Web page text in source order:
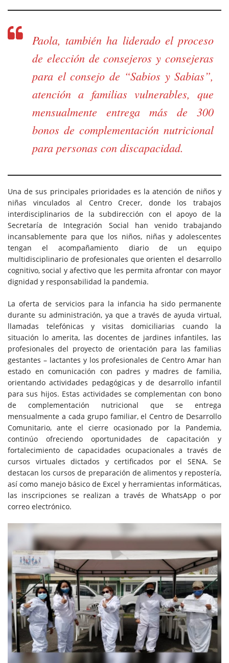
Paola, también ha liderado el proceso
de elección de consejeros y consejeras
para el consejo de “Sabios y Sabias”,
atención a familias vulnerables, que
mensualmente entrega más de 300
bonos de complementación nutricional
para personas con discapacidad.
Una de sus principales prioridades es la atención de niños y
niñas vinculados al Centro Crecer, donde los trabajos
interdisciplinarios de la subdirección con el apoyo de la
Secretaría de Integración Social han venido trabajando
incansablemente para que los niños, niñas y adolescentes
tengan el acompañamiento diario de un equipo
multidisciplinario de profesionales que orienten el desarrollo
cognitivo, social y afectivo que les permita afrontar con mayor
dignidad y responsabilidad la pandemia.
La oferta de servicios para la infancia ha sido permanente
durante su administración, ya que a través de ayuda virtual,
llamadas telefónicas y visitas domiciliarias cuando la
situación lo amerita, las docentes de jardines infantiles, las
profesionales del proyecto de orientación para las familias
gestantes – lactantes y los profesionales de Centro Amar han
estado en comunicación con padres y madres de familia,
orientando actividades pedagógicas y de desarrollo infantil
para sus hijos. Estas actividades se complementan con bono
de complementación nutricional que se entrega
mensualmente a cada grupo familiar, el Centro de Desarrollo
Comunitario, ante el cierre ocasionado por la Pandemia,
continúo ofreciendo oportunidades de capacitación y
fortalecimiento de capacidades ocupacionales a través de
cursos virtuales dictados y certificados por el SENA. Se
destacan los cursos de preparación de alimentos y repostería,
así como manejo básico de Excel y herramientas informáticas,
las inscripciones se realizan a través de WhatsApp o por
correo electrónico.